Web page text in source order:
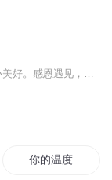
你的温度